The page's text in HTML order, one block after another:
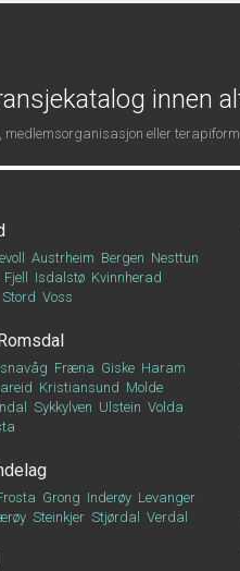
innen
medlemsorganisasjon eller
Austrheim Bergen Nesttun
Fjell Isdalstø Kvinnherad
Stord Voss
Fræna Giske Haram
Kristiansund Molde
Sykkylven Ulstein Volda
Grong Inderøy Levanger
Steinkjer Stjørdal Verdal